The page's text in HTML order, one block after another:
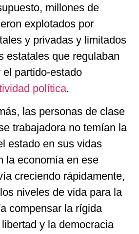
millones de
explotados por
y privadas y limitados
estatales que regulaban
partido-estado
política.
las personas de clase
trabajadora no temían la
estado en sus vidas
la economía en ese
creciendo rápidamente,
niveles de vida para la
compensar la rígida
y la democracia